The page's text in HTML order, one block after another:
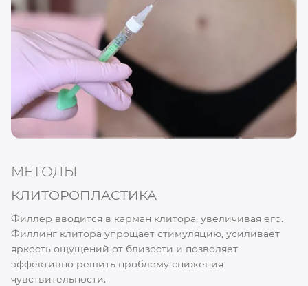
МЕТОДЫ
КЛИТОРОПЛАСТИКА
Филлер вводится в карман клитора, увеличивая его.
Филлинг клитора упрощает стимуляцию, усиливает
яркость ощущений от близости и позволяет
эффективно решить проблему снижения
чувствительности.